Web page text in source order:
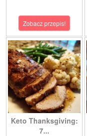
Zobacz przepis!
Keto Thanksgiving:
7...